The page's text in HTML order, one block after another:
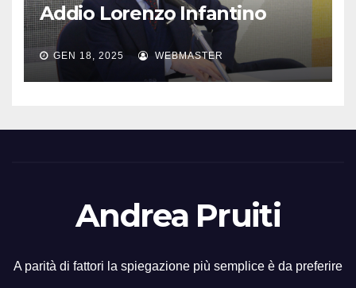
Addio Lorenzo Infantino
GEN 18, 2025 WEBMASTER
Andrea Pruiti
A parità di fattori la spiegazione più semplice è da preferire